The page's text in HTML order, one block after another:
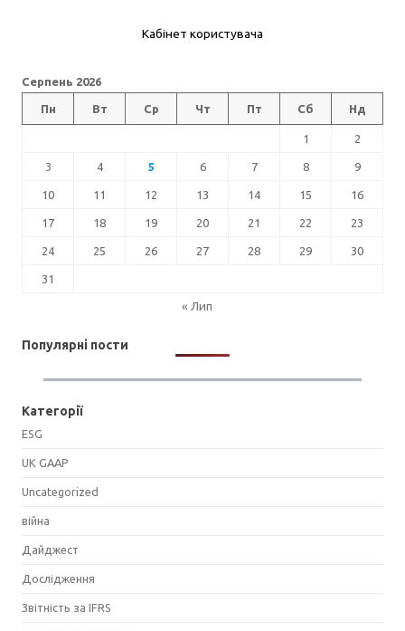
Кабінет користувача
Серпень 2026
Пн Вт Ср Чт Пт Сб Нд
1 2
3 4 5 6 7 8 9
10 11 12 13 14 15 16
17 18 19 20 21 22 23
24 25 26 27 28 29 30
31
« Лип
Популярні пости
Категорії
ESG
UK GAAP
Uncategorized
війна
Дайджест
Дослідження
Звітність за IFRS